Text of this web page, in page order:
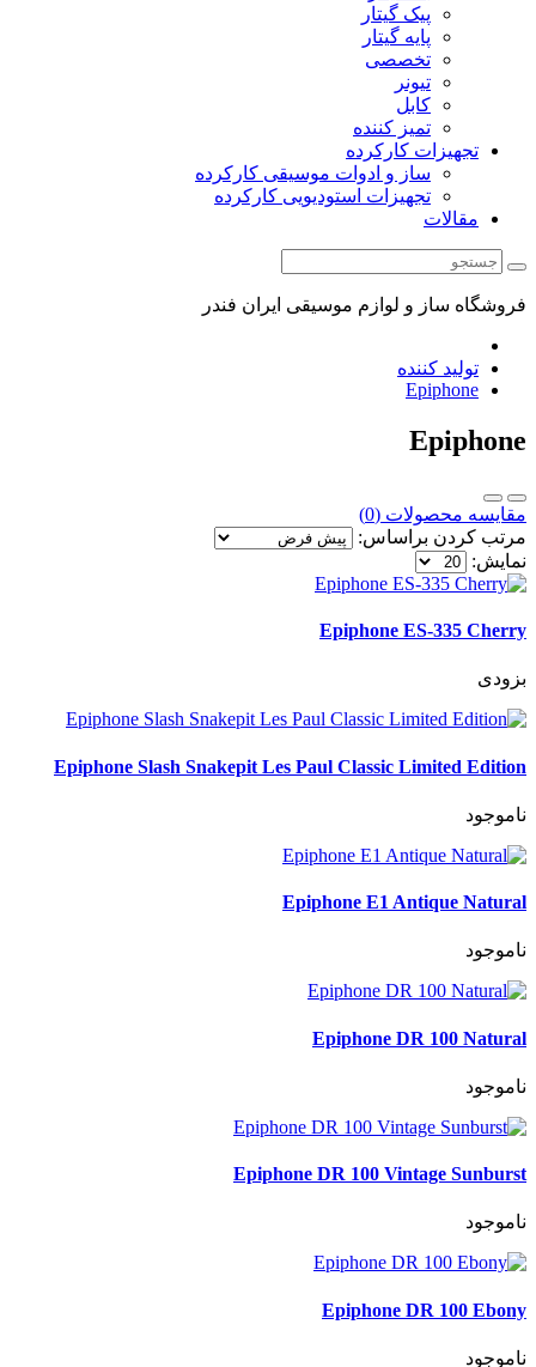
پیک گیتار
پایه گیتار
تخصصی
تیونر
کابل
تمیز کننده
تجهیزات کارکرده
ساز و ادوات موسیقی کارکرده
تجهیزات استودیویی کارکرده
مقالات
فروشگاه ساز و لوازم موسیقی ایران فندر
تولید کننده
Epiphone
Epiphone
مقایسه محصولات (0)
مرتب کردن براساس:
نمایش:
Epiphone ES-335 Cherry
بزودی
Epiphone Slash Snakepit Les Paul Classic Limited Edition
ناموجود
Epiphone E1 Antique Natural
ناموجود
Epiphone DR 100 Natural
ناموجود
Epiphone DR 100 Vintage Sunburst
ناموجود
Epiphone DR 100 Ebony
ناموجود